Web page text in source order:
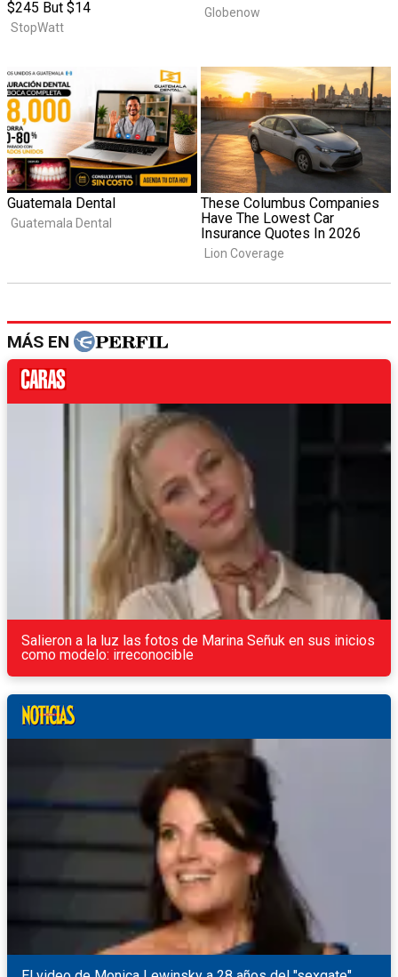
MÁS EN
Salieron a la luz las fotos de Marina Señuk en sus inicios
como modelo: irreconocible